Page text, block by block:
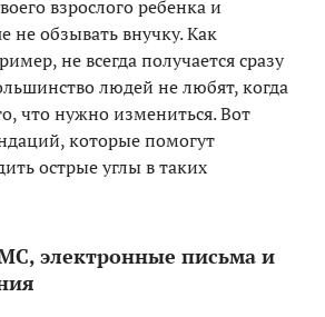
взрослого ребенка и
не обзывать внучку. Как
не всегда получается сразу
людей не любят, когда
что нужно измениться. Вот
которые помогут
острые углы в таких
электронные письма и